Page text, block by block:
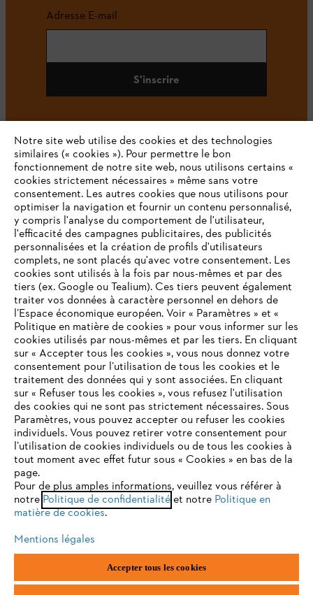
Adresse E-mail
S'inscrire
#STIHL
L'Entreprise
STIHL FAQ
Contact
Politique de protection des données
Mentions légales Utilisation des cookies
ANDREAS STIHL NV, Veurtstraat 117, 2870 Puurs-Sint-Amands,
België/Belgique
VOTRE NAVIGATEUR INTERNET
N'EST PLUS PRIS EN CHARGE
Vous utilisez un navigateur Internet que nous ne prenons plus
en charge, et certaines fonctionnalités de notre site ne
peuvent fonctionner correctement. Pour une utilisation
optimale de notre site, nous vous recommandons de passer à
l'un des navigateurs suivants :
firefox chrome
Notre site web utilise des cookies et des technologies
similaires (« cookies »). Pour permettre le bon
fonctionnement de notre site web, nous utilisons certains «
cookies strictement nécessaires » même sans votre
consentement. Les autres cookies que nous utilisons pour
optimiser la navigation et fournir un contenu personnalisé,
y compris l'analyse du comportement de l'utilisateur,
l'efficacité des campagnes publicitaires, des publicités
personnalisées et la création de profils d'utilisateurs
complets, ne sont placés qu'avec votre consentement. Les
cookies sont utilisés à la fois par nous-mêmes et par des
tiers (ex. Google ou Tealium). Ces tiers peuvent également
traiter vos données à caractère personnel en dehors de
l’Espace économique européen. Voir « Paramètres » et «
Politique en matière de cookies » pour vous informer sur les
cookies utilisés par nous-mêmes et par les tiers. En cliquant
sur « Accepter tous les cookies », vous nous donnez votre
consentement pour l’utilisation de tous les cookies et le
traitement des données qui y sont associées. En cliquant
sur « Refuser tous les cookies », vous refusez l'utilisation
des cookies qui ne sont pas strictement nécessaires. Sous
Paramètres, vous pouvez accepter ou refuser les cookies
individuels. Vous pouvez retirer votre consentement pour
l’utilisation de cookies individuels ou de tous les cookies à
tout moment avec effet futur sous « Cookies » en bas de la
page.
Pour de plus amples informations, veuillez vous référer à
notre Politique de confidentialitéet notre Politique en
matière de cookies.
Mentions légales
Accepter tous les cookies